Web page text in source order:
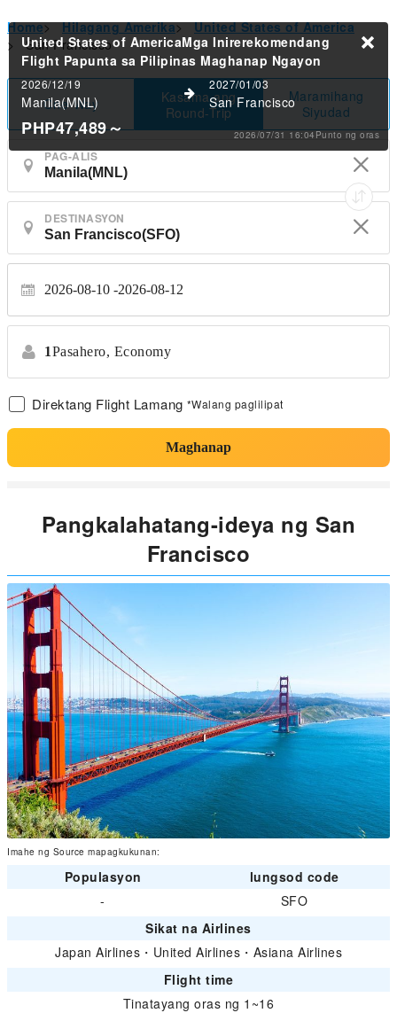
Home> Hilagang Amerika>
United States of America
>
San Francisco
One-Way
Kasama ang
Round-Trip
Maramihang
Siyudad
PAG-ALIS
DESTINASYON
2026-08-10 2026-08-12
1Pasahero, Economy
Direktang Flight Lamang *Walang paglilipat
Maghanap
United States of AmericaMga Inirerekomendang
Flight Papunta sa Pilipinas Maghanap Ngayon
2026/12/19
Manila(MNL)
2027/01/03
San Francisco
PHP47,489～ 2026/07/31 16:04Punto ng oras
Pangkalahatang-ideya ng San
Francisco
Imahe ng Source mapagkukunan:
Populasyon
lungsod code
-
SFO
Sikat na Airlines
Japan Airlines ・ United Airlines ・ Asiana Airlines
Flight time
Tinatayang oras ng 1~16